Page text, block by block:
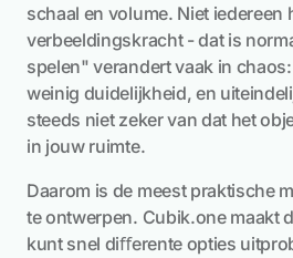
schaal en volume. Niet iedereen
verbeeldingskracht - dat is
spelen" verandert vaak in
weinig duidelijkheid, en
steeds niet zeker van dat het
in jouw ruimte.
Daarom is de meest praktische
te ontwerpen. Cubik.one maakt
kunt snel diﬀerente opties